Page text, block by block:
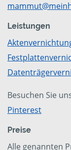
Leistungen
Besuchen Sie
Pinterest
Preise
Alle genannten